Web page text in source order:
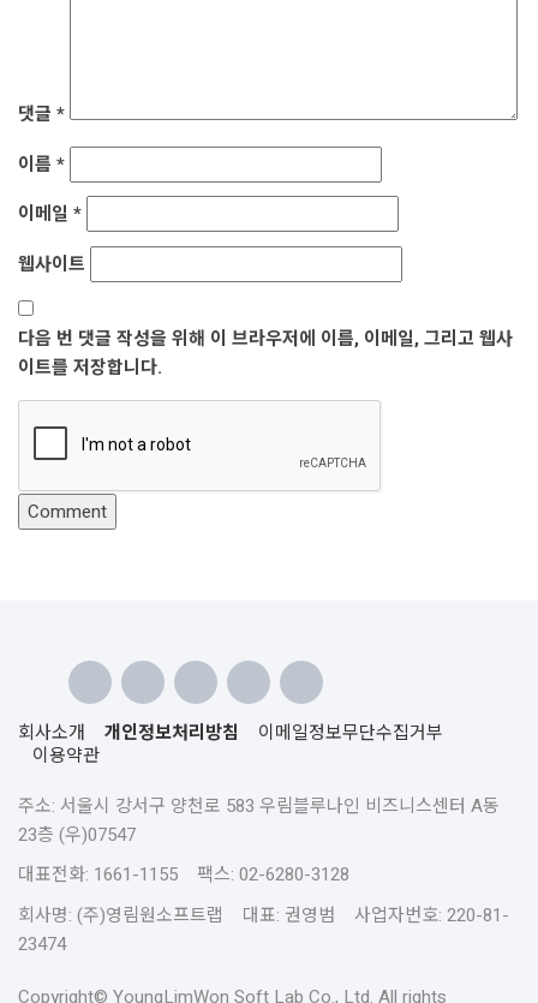
댓글 *
이름 *
이메일 *
웹사이트
다음 번 댓글 작성을 위해 이 브라우저에 이름, 이메일, 그리고 웹사
이트를 저장합니다.
회사소개 개인정보처리방침
이메일정보무단수집거부
이용약관
주소: 서울시 강서구 양천로 583 우림블루나인 비즈니스센터 A동
23층 (우)07547
대표전화: 1661-1155 팩스: 02-6280-3128
회사명: (주)영림원소프트랩 대표: 권영범 사업자번호: 220-81-
23474
Copyright© YoungLimWon Soft Lab Co., Ltd. All rights